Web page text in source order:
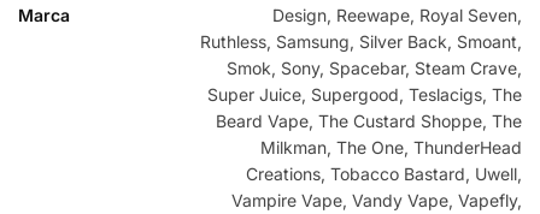
Marca
Design, Reewape, Royal Seven,
Ruthless, Samsung, Silver Back, Smoant,
Smok, Sony, Spacebar, Steam Crave,
Super Juice, Supergood, Teslacigs, The
Beard Vape, The Custard Shoppe, The
Milkman, The One, ThunderHead
Creations, Tobacco Bastard, Uwell,
Vampire Vape, Vandy Vape, Vapefly,